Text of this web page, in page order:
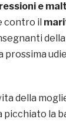
e
contro il
prossima
della
la